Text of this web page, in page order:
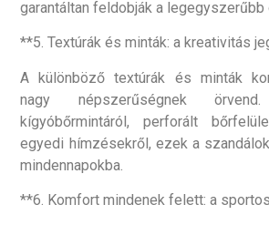
garantáltan feldobják a legegyszerűbb
**5. Textúrák és minták: a kreativitás
A különböző textúrák és minták
nagy népszerűségnek
kígyóbőrmintáról, perforált
egyedi hímzésekről, ezek a
mindennapokba.
**6. Komfort mindenek felett: a